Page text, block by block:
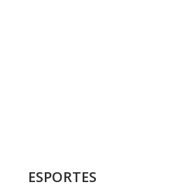
ESPORTES